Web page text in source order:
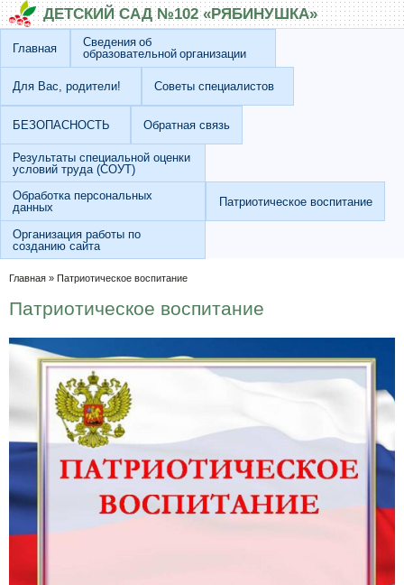
Перейти к основному содержанию
Skip to searchДЕТСКИЙ САД №102 «РЯБИНУШКА»
Главная
Сведения об
образовательной организации
Для Вас, родители! Советы специалистов
БЕЗОПАСНОСТЬ Обратная связь
Результаты специальной оценки
условий труда (СОУТ)
Обработка персональных
данных
Патриотическое воспитание
Организация работы по
созданию сайта
Вы здесь
Главная » Патриотическое воспитание
Патриотическое воспитание